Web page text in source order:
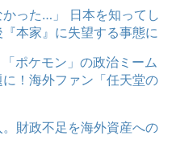
った…」 日本を知ってし
本家』に失望する事態に
ポケモン」の政治ミーム
！海外ファン「任天堂の
財政不足を海外資産への